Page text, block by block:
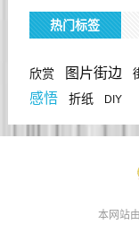
热门标签
欣赏 图片街边
感悟 折纸 DIY
本网站由